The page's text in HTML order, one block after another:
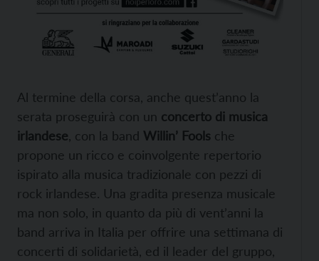
Al termine della corsa, anche quest’anno la
serata proseguirà con un concerto di musica
irlandese , con la band Willin’ Fools che
propone un ricco e coinvolgente repertorio
ispirato alla musica tradizionale con pezzi di
rock irlandese. Una gradita presenza musicale
ma non solo, in quanto da più di vent’anni la
band arriva in Italia per offrire una settimana di
concerti di solidarietà, ed il leader del gruppo,